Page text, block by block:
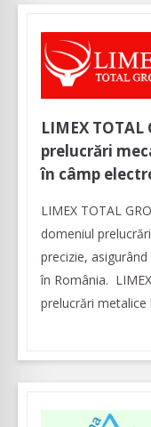
LIMEX TOTAL
prelucrări
în câmp
LIMEX TOTAL
domeniul
precizie,
în România.
prelucrări metalice